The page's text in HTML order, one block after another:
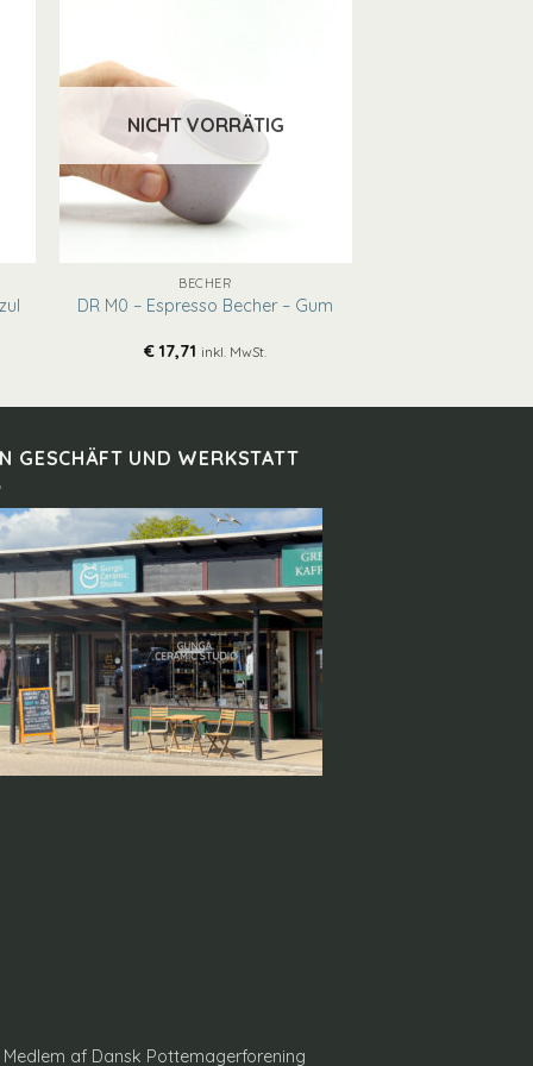
NICHT VORRÄTIG
BECHER
DR M0 – Espresso Becher – Gum
€17,71 inkl. MwSt.
GESCHÄFT UND WERKSTATT
af Dansk Pottemagerforening